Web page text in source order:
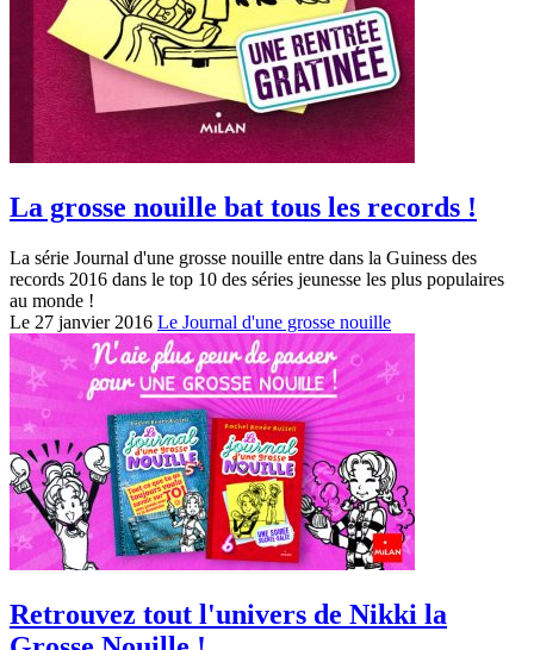
La grosse nouille bat tous les records !
La série Journal d'une grosse nouille entre dans la Guiness des
records 2016 dans le top 10 des séries jeunesse les plus populaires
au monde !
Le 27 janvier 2016 Le Journal d'une grosse nouille
Retrouvez tout l'univers de Nikki la